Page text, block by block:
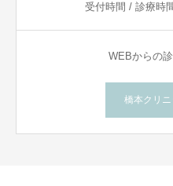
受付時間 / 診療時
WEBからの
橋本クリ